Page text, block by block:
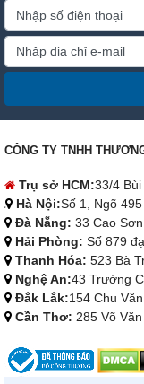
CÔNG TY TNHH
Trụ sở HCM:33/4
Hà Nội:Số 1, Ngõ
Đà Nẵng: 33 Cao
Hải Phòng: Số 879
Thanh Hóa: 523 Bà
Nghệ An:43 Trường
Đắk Lắk:154 Chu
Cần Thơ: 285 Võ